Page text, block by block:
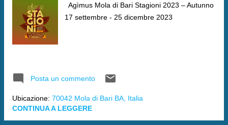
Agìmus Mola di Bari Stagioni 2023 – Autunno
17 settembre - 25 dicembre 2023
Posta un commento
Ubicazione: 70042 Mola di Bari BA, Italia
CONTINUA A LEGGERE